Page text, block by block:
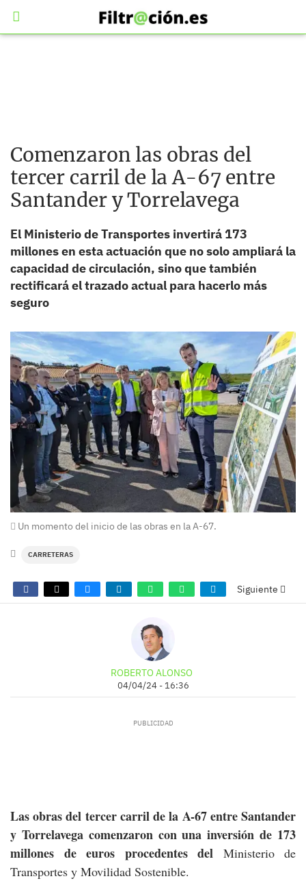
Comenzaron las obras del
tercer carril de la A-67 entre
Santander y Torrelavega
El Ministerio de Transportes invertirá 173
millones en esta actuación que no solo ampliará la
capacidad de circulación, sino que también
rectificará el trazado actual para hacerlo más
seguro
Un momento del inicio de las obras en la A-67.
CARRETERAS
Siguiente
ROBERTO ALONSO
04/04/24 - 16:36
Las obras del tercer carril de la A-67 entre Santander
y Torrelavega comenzaron con una inversión de 173
millones de euros procedentes del Ministerio de
Transportes y Movilidad Sostenible.